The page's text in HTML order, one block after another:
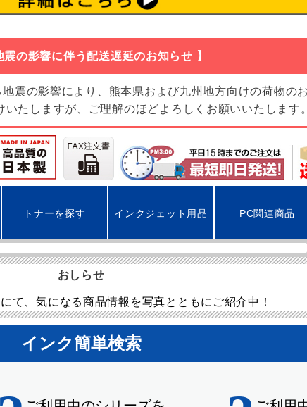
震の影響に伴う配送遅延のお知らせ 】
震の影響により、熊本県および九州地方向けの荷物の
たしますが、ご理解のほどよろしくお願いいたします。
トナーを探す インクジェット用品 PC関連商品
おしらせ
て、気になる商品情報を写真とともにご紹介中！